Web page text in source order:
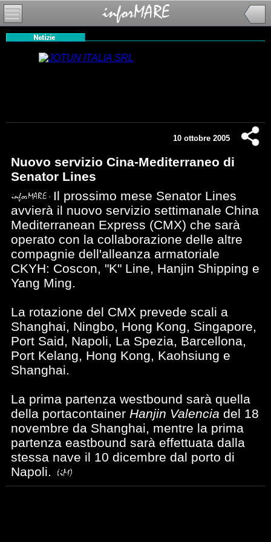
10 ottobre 2005
Nuovo servizio Cina-Mediterraneo di
Senator Lines
Il prossimo mese Senator Lines
avvierà il nuovo servizio settimanale China
Mediterranean Express (CMX) che sarà
operato con la collaborazione delle altre
compagnie dell'alleanza armatoriale
CKYH: Coscon, "K" Line, Hanjin Shipping e
Yang Ming.
La rotazione del CMX prevede scali a
Shanghai, Ningbo, Hong Kong, Singapore,
Port Said, Napoli, La Spezia, Barcellona,
Port Kelang, Hong Kong, Kaohsiung e
Shanghai.
La prima partenza westbound sarà quella
della portacontainer Hanjin Valencia del 18
novembre da Shanghai, mentre la prima
partenza eastbound sarà effettuata dalla
stessa nave il 10 dicembre dal porto di
Napoli.